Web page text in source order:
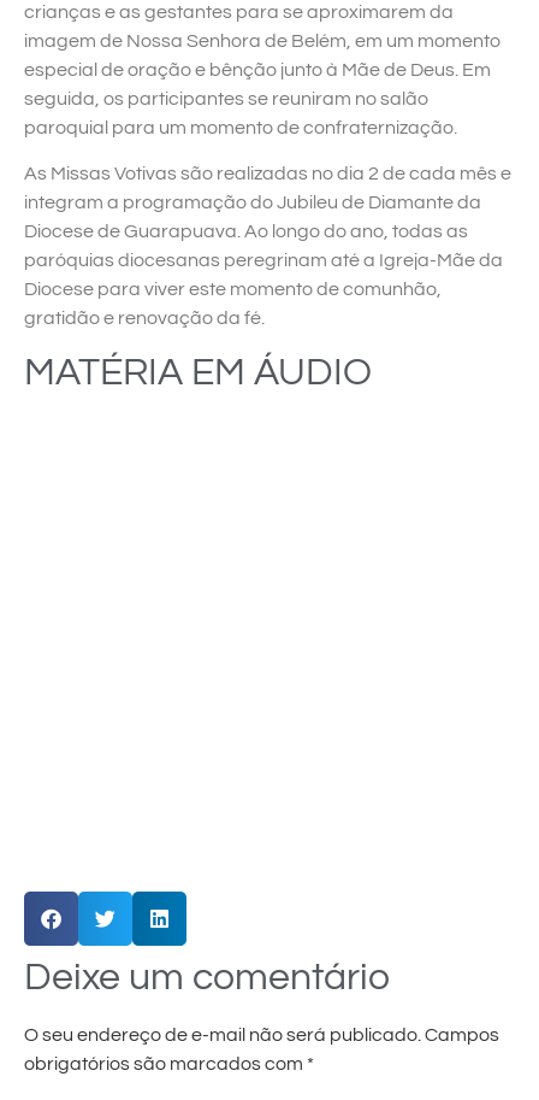
crianças e as gestantes para se aproximarem da
imagem de Nossa Senhora de Belém, em um momento
especial de oração e bênção junto à Mãe de Deus. Em
seguida, os participantes se reuniram no salão
paroquial para um momento de confraternização.
As Missas Votivas são realizadas no dia 2 de cada mês e
integram a programação do Jubileu de Diamante da
Diocese de Guarapuava. Ao longo do ano, todas as
paróquias diocesanas peregrinam até a Igreja-Mãe da
Diocese para viver este momento de comunhão,
gratidão e renovação da fé.
MATÉRIA EM ÁUDIO
Deixe um comentário
O seu endereço de e-mail não será publicado.Campos
obrigatórios são marcados com *